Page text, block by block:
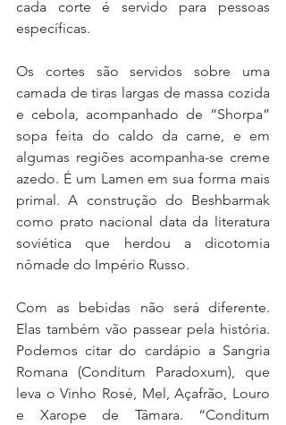
cada corte é servido para pessoas
específicas.
Os cortes são servidos sobre uma
camada de tiras largas de massa cozida
e cebola, acompanhado de “Shorpa”
sopa feita do caldo da carne, e em
algumas regiões acompanha-se creme
azedo. É um Lamen em sua forma mais
primal. A construção do Beshbarmak
como prato nacional data da literatura
soviética que herdou a dicotomia
nômade do Império Russo.
Com as bebidas não será diferente.
Elas também vão passear pela história.
Podemos citar do cardápio a Sangria
Romana (Conditum Paradoxum), que
leva o Vinho Rosé, Mel, Açafrão, Louro
e Xarope de Tâmara. “Conditum